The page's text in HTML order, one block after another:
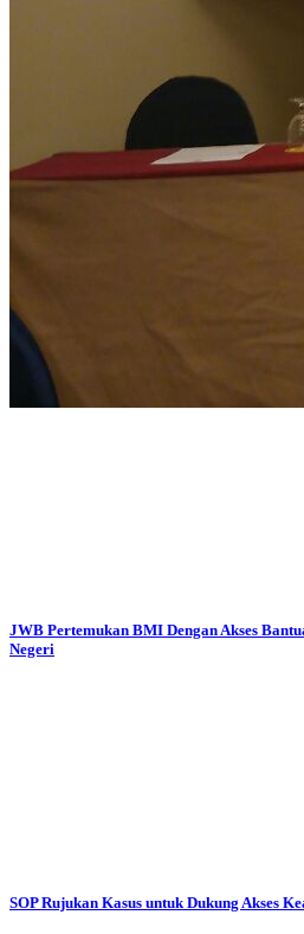
JWB Pertemukan BMI Dengan Akses
Negeri
SOP Rujukan Kasus untuk Dukung Akses